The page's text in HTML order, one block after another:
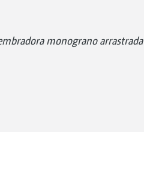
monograno arrastrada